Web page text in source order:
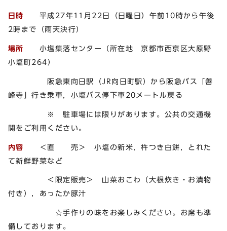
日時
平成27年11月22日（日曜日）午前10時から午後
2時まで（雨天決行）
場所
小塩集落センター（所在地 京都市西京区大原野
小塩町264）
阪急東向日駅（JR向日町駅）から阪急バス「善
峰寺」行き乗車，小塩バス停下車20メートル戻る
※ 駐車場には限りがあります。公共の交通機
関をご利用ください。
内容
＜直 売＞ 小塩の新米，杵つき白餅，とれた
て新鮮野菜など
＜限定販売＞ 山菜おこわ（大根炊き・お漬物
付き），あったか豚汁
☆手作りの味をお楽しみください。お席も準
備しております。